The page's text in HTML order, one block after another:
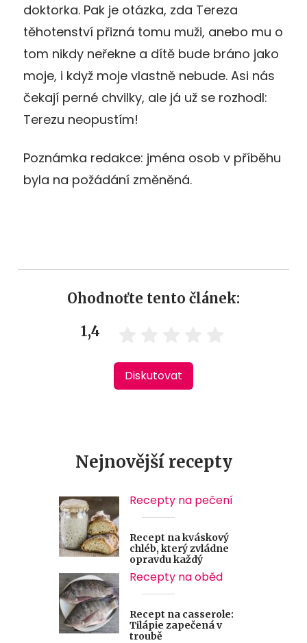
doktorka. Pak je otázka, zda Tereza
těhotenství přizná tomu muži, anebo mu o
tom nikdy neřekne a dítě bude bráno jako
moje, i když moje vlastně nebude. Asi nás
čekají perné chvilky, ale já už se rozhodl:
Terezu neopustím!
Poznámka redakce: jména osob v příběhu
byla na požádání změněná.
Ohodnoťte tento článek:
1,4
Diskutovat
Nejnovější recepty
Recepty na pečení
Recept na kváskový
chléb, který zvládne
opravdu každý
Recepty na oběd
Recept na casserole:
Tilápie zapečená v
troubě